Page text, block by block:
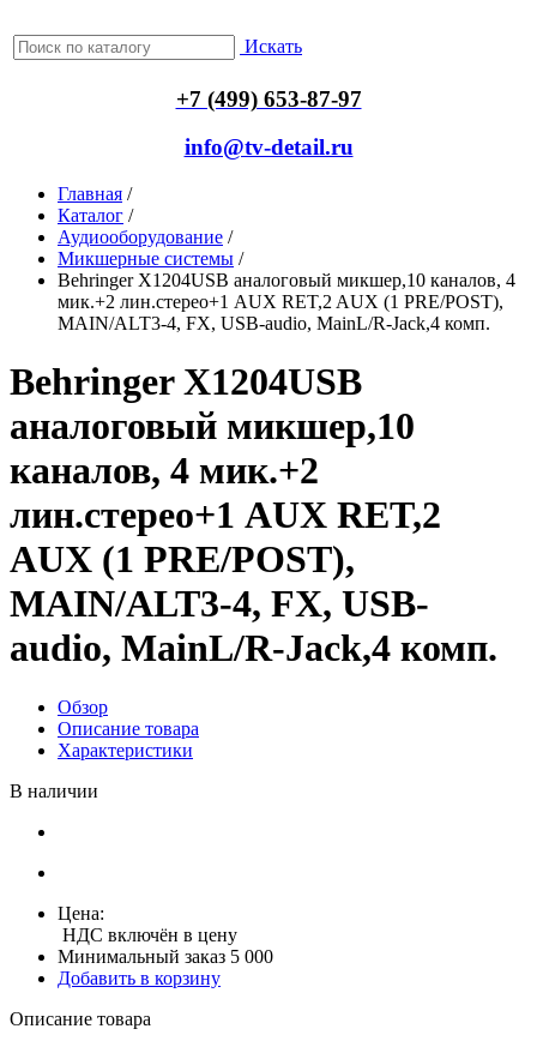
Искать
+7 (499) 653-87-97
info@tv-detail.ru
Главная /
Каталог /
Аудиооборудование /
Микшерные системы /
Behringer X1204USB аналоговый микшер,10 каналов, 4
мик.+2 лин.стерео+1 AUX RET,2 AUX (1 PRE/POST),
MAIN/ALT3-4, FX, USB-audio, MainL/R-Jack,4 комп.
Behringer X1204USB
аналоговый микшер,10
каналов, 4 мик.+2
лин.стерео+1 AUX RET,2
AUX (1 PRE/POST),
MAIN/ALT3-4, FX, USB-
audio, MainL/R-Jack,4 комп.
Обзор
Описание товара
Характеристики
В наличии
Цена:
НДС включён в цену
Минимальный заказ 5 000
Добавить в корзину
Описание товара